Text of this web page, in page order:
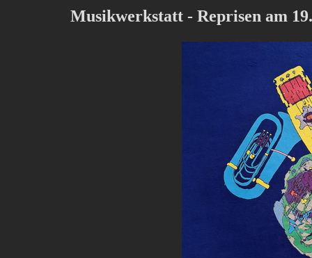
Musikwerkstatt - Reprisen am